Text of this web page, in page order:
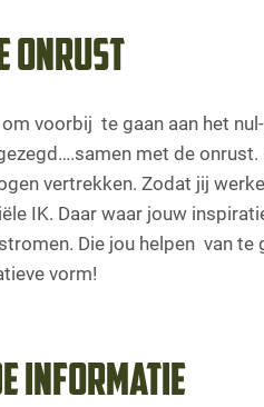
onrust
voorbij te gaan aan het
met de
vertrekken. Zodat jij
IK. Daar waar jouw
Die jou helpen van te
vorm!
informatie